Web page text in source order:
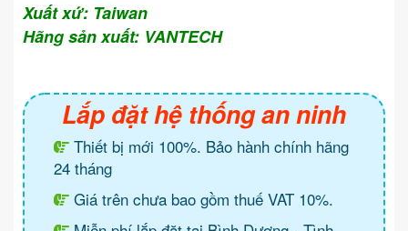
Xuất xứ: Taiwan
Hãng sản xuất: VANTECH
Lắp đặt hệ thống an ninh
Thiết bị mới 100%. Bảo hành chính hãng
24 tháng
Giá trên chưa bao gồm thuế VAT 10%.